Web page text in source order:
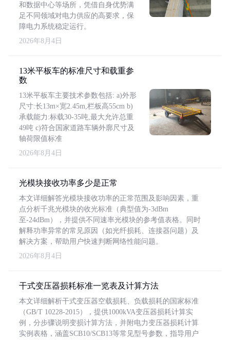
和数据中心等场所，凭借自身优势满
足不同领域对电力供应的高要求，保
障电力系统稳定运行。
2026年8月4日
13米平板车的标准尺寸和载重参
数
13米平板车主要技术参数包括: a)外形
尺寸:长13m×宽2.45m,栏板高55cm b)
承载能力:标载30-35吨,最大允许总重
49吨 c)符合国家道路车辆外廓尺寸及
轴荷限值标准
2026年8月4日
光模块接收功率多少是正常
本文详细解答光模块接收功率的正常范围及影响因素，重
点分析千兆光模块的收光标准（典型值为-3dBm
至-24dBm），并提供不同速率光模块的参考值表格。同时
解释功率异常的常见原因（如光纤损耗、连接器问题）及
解决方案，帮助用户快速判断网络性能问题。
2026年8月4日
干式变压器损耗标准一览表及计算方法
本文详细解析干式变压器空载损耗、负载损耗的国家标准
（GB/T 10228-2015），提供1000kVA变压器损耗计算实
例，分步骤说明变损计算方法，并附电力变压器损耗计算
实例表格，涵盖SCB10/SCB13等常见型号参数，指导用户